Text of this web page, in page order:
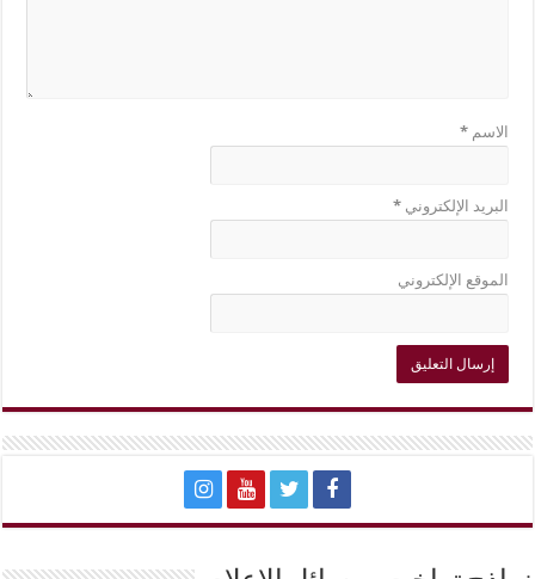
الاسم*
البريد الإلكتروني*
الموقع الإلكتروني